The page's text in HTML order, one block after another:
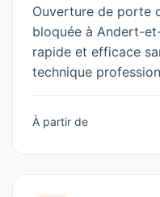
Ouverture de porte
bloquée à Andert-
rapide et efficace
technique
À partir de